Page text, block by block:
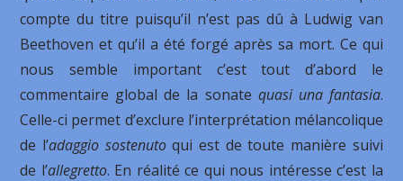
compte du titre puisqu’il n’est pas dû à Ludwig van
Beethoven et qu’il a été forgé après sa mort. Ce qui
nous semble important c’est tout d’abord le
commentaire global de la sonate quasi una fantasia.
Celle-ci permet d’exclure l’interprétation mélancolique
de l’adaggio sostenutoqui est de toute manière suivi
de l’allegretto. En réalité ce qui nous intéresse c’est la